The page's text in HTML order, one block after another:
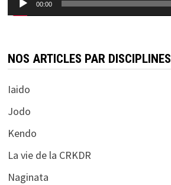
00:00
NOS ARTICLES PAR DISCIPLINES
Iaido
Jodo
Kendo
La vie de la CRKDR
Naginata